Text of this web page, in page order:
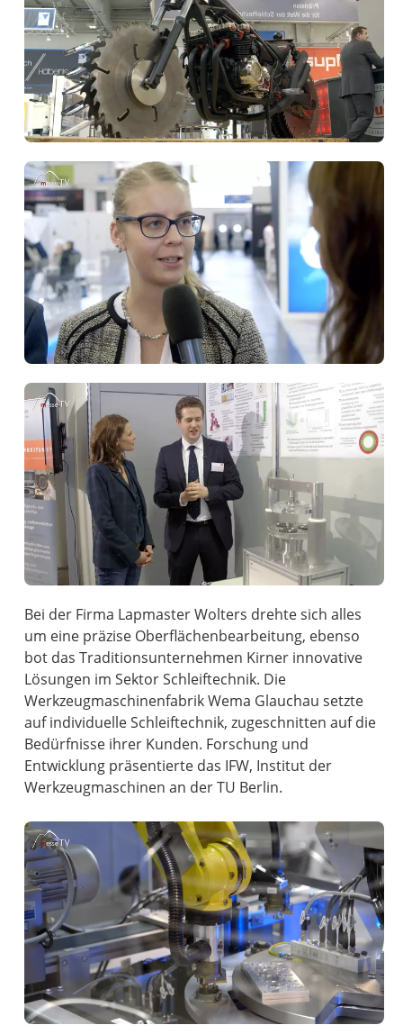
Bei der Firma Lapmaster Wolters drehte sich alles
um eine präzise Oberflächenbearbeitung, ebenso
bot das Traditionsunternehmen Kirner innovative
Lösungen im Sektor Schleiftechnik. Die
Werkzeugmaschinenfabrik Wema Glauchau setzte
auf individuelle Schleiftechnik, zugeschnitten auf die
Bedürfnisse ihrer Kunden. Forschung und
Entwicklung präsentierte das IFW, Institut der
Werkzeugmaschinen an der TU Berlin.